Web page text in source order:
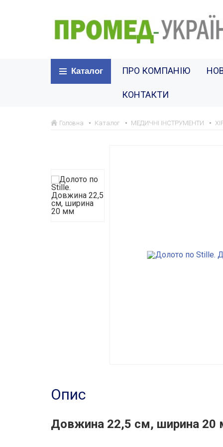
Каталог ПРО КОМПАНІЮ
КОНТАКТИ
Головна Каталог МЕДИЧНІ ІНСТРУМЕНТИ
Опис
Довжина 22,5 см, ширина 20